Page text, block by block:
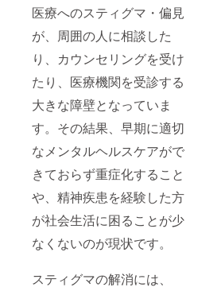
医療へのスティグマ・偏見
が、周囲の人に相談した
り、カウンセリングを受け
たり、医療機関を受診する
大きな障壁となっていま
す。その結果、早期に適切
なメンタルヘルスケアがで
きておらず重症化すること
や、精神疾患を経験した方
が社会生活に困ることが少
なくないのが現状です。
スティグマの解消には、